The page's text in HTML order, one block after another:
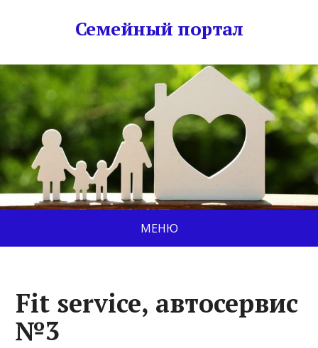
Семейный портал
МЕНЮ
Fit service, автосервис
№3